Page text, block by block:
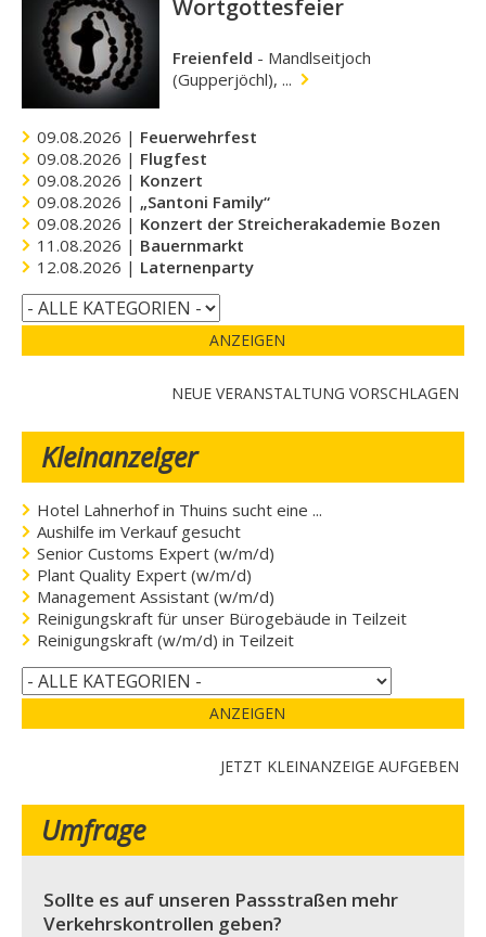
Wortgottesfeier
Freienfeld - Mandlseitjoch
(Gupperjöchl), ...
09.08.2026 | Feuerwehrfest
09.08.2026 | Flugfest
09.08.2026 | Konzert
09.08.2026 | „Santoni Family“
09.08.2026 | Konzert der Streicherakademie Bozen
11.08.2026 | Bauernmarkt
12.08.2026 | Laternenparty
ANZEIGEN
NEUE VERANSTALTUNG VORSCHLAGEN
Kleinanzeiger
Hotel Lahnerhof in Thuins sucht eine ...
Aushilfe im Verkauf gesucht
Senior Customs Expert (w/m/d)
Plant Quality Expert (w/m/d)
Management Assistant (w/m/d)
Reinigungskraft für unser Bürogebäude in Teilzeit
Reinigungskraft (w/m/d) in Teilzeit
ANZEIGEN
JETZT KLEINANZEIGE AUFGEBEN
Umfrage
Sollte es auf unseren Passstraßen mehr
Verkehrskontrollen geben?